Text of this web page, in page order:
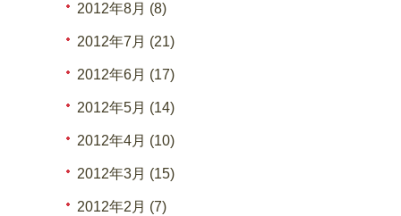
2012年8月 (8)
2012年7月 (21)
2012年6月 (17)
2012年5月 (14)
2012年4月 (10)
2012年3月 (15)
2012年2月 (7)